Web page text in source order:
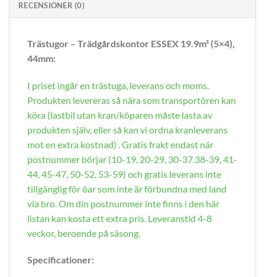
RECENSIONER (0)
Trästugor – Trädgårdskontor ESSEX 19.9m² (5×4),
44mm:
I priset ingår en trästuga, leverans och moms.
Produkten levereras så nära som transportören kan
köra (lastbil utan kran/köparen måste lasta av
produkten själv, eller så kan vi ordna kranleverans
mot en extra kostnad) . Gratis frakt endast när
postnummer börjar (10-19, 20-29, 30-37.38-39, 41-
44, 45-47, 50-52, 53-59) och gratis leverans inte
tillgänglig för öar som inte är förbundna med land
via bro. Om din postnummer inte finns i den här
listan kan kosta ett extra pris. Leveranstid 4-8
veckor, beroende på säsong.
Specificationer: